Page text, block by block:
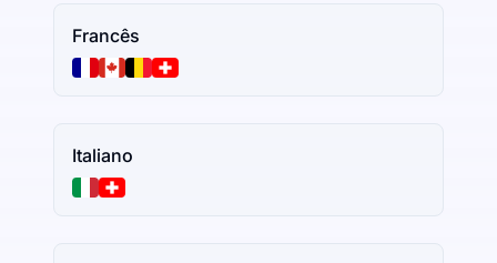
Francês
Italiano